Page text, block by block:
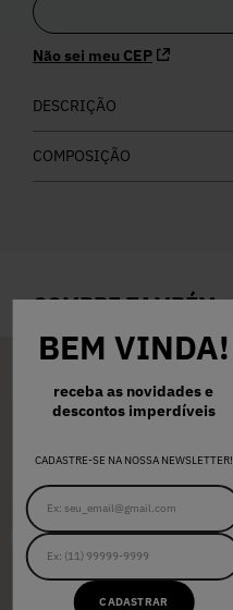
BEM VINDA!
receba as novidades e
descontos imperdíveis
CADASTRE-SE NA NOSSA NEWSLETTER!
CADASTRAR
Não sei meu CEP
DESCRIÇÃO
COMPOSIÇÃO
COMPRE TAMBÉM